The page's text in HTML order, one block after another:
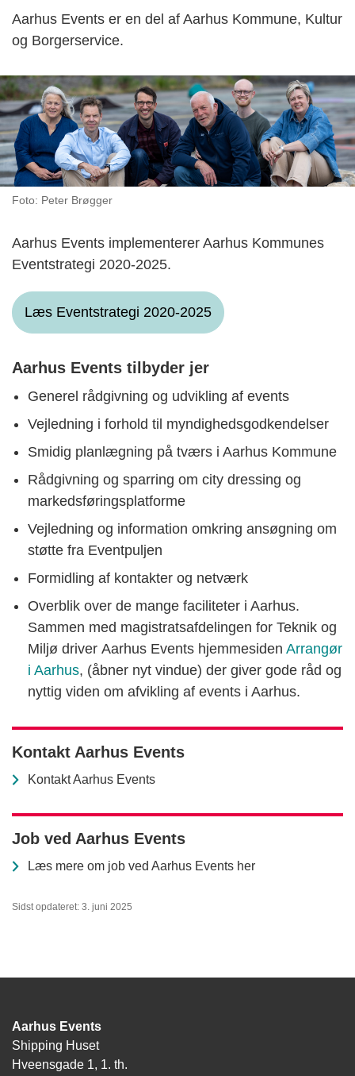
Aarhus Events er en del af Aarhus Kommune, Kultur
og Borgerservice.
Foto: Peter Brøgger
Aarhus Events implementerer Aarhus Kommunes
Eventstrategi 2020-2025.
Læs Eventstrategi 2020-2025
Aarhus Events tilbyder jer
Generel rådgivning og udvikling af events
Vejledning i forhold til myndighedsgodkendelser
Smidig planlægning på tværs i Aarhus Kommune
Rådgivning og sparring om city dressing og
markedsføringsplatforme
Vejledning og information omkring ansøgning om
støtte fra Eventpuljen
Formidling af kontakter og netværk
Overblik over de mange faciliteter i Aarhus.
Sammen med magistratsafdelingen for Teknik og
Miljø driver Aarhus Events hjemmesiden Arrangør
i Aarhus, (åbner nyt vindue) der giver gode råd og
nyttig viden om afvikling af events i Aarhus.
Kontakt Aarhus Events
Kontakt Aarhus Events
Job ved Aarhus Events
Læs mere om job ved Aarhus Events her
Sidst opdateret: 3. juni 2025
Aarhus Events
Shipping Huset
Hveensgade 1, 1. th.